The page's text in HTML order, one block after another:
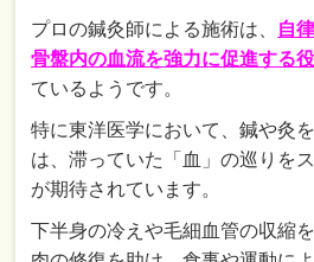
プロの鍼灸師による施術は、
自
骨盤内の血流を強力に促進する
ているようです。
特に東洋医学において、鍼や灸
は、滞っていた「血」の巡りを
が期待されています。
下半身の冷えや毛細血管の収縮